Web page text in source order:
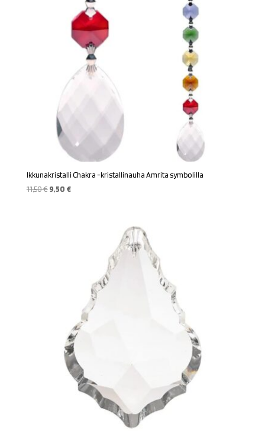
Ikkunakristalli Chakra -kristallinauha Amrita symbolilla
11,50€ Alkuperäinen
9,50 €Nykyinen